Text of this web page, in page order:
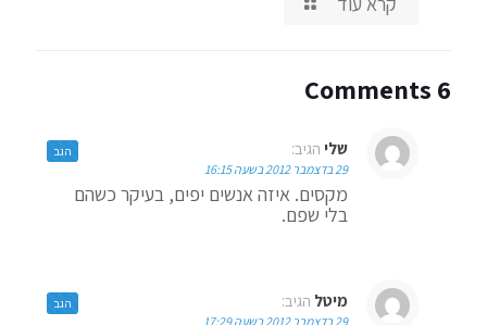
6 Comments
שלי הגיב:
29 בדצמבר 2012 בשעה 16:15
מקסים. איזה אנשים יפים, בעיקר כשהם
בלי שפם.
הגב
מיטל הגיב:
29 בדצמבר 2012 בשעה 17:29
הגב